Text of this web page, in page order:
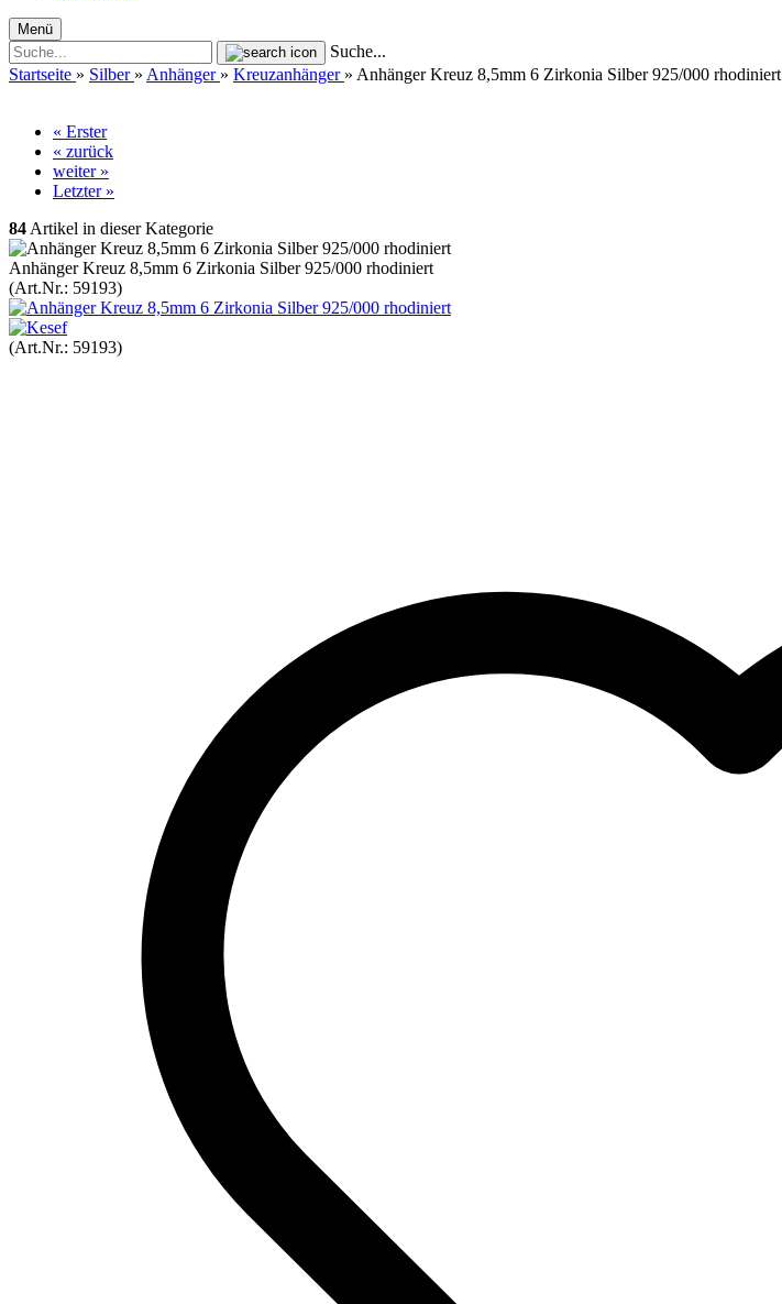
Menü
Suche...
Startseite » Silber » Anhänger » Kreuzanhänger » Anhänger Kreuz 8,5mm 6 Zirkonia Silber 925/000 rhodiniert
« Erster
« zurück
weiter »
Letzter »
84 Artikel in dieser Kategorie
Anhänger Kreuz 8,5mm 6 Zirkonia Silber 925/000 rhodiniert
(Art.Nr.: 59193)
(Art.Nr.: 59193)